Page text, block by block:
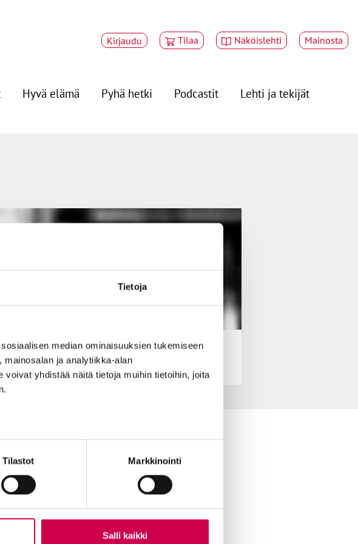
Tietoja
median ominaisuuksien tukemiseen
ja analytiikka-alan
yhdistää näitä tietoja muihin tietoihin, joita
Tilastot Markkinointi
Salli kaikki
Kirjaudu Tilaa Näköislehti Mainosta
Hyvä elämä Pyhä hetki Podcastit
Lehti ja tekijät
Jong-un pelkää kristittyjä
Suosittele Sanaa
Mainosta Sana-mediassa